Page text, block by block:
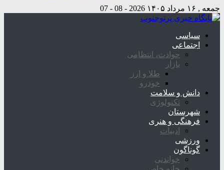
جمعه , ۱۶ مرداد ۱۴۰۵ 2026 - 08 - 07
سیاسی
اجتماعی
حوادث، انتظامی
بازار
طلا و ارز
خودرو
دانش و سلامت
تکنولوژی
شهرستان
فرهنگی و هنری
ادبیات
ورزشی
گوناگون
خواندنی